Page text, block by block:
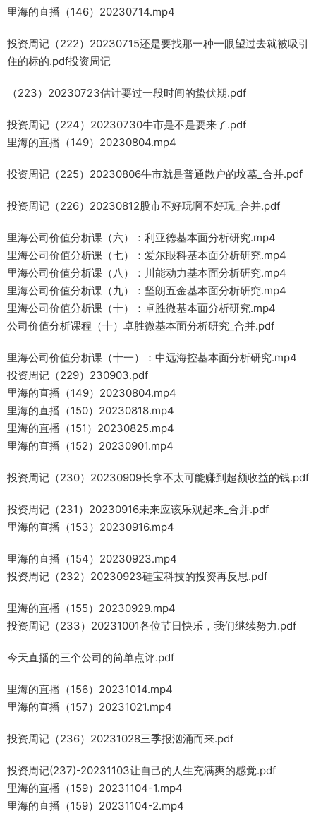
里海的直播（146）20230714.mp4
投资周记（222）20230715还是要找那一种一眼望过去就被吸引
住的标的.pdf投资周记
（223）20230723估计要过一段时间的蛰伏期.pdf
投资周记（224）20230730牛市是不是要来了.pdf
里海的直播（149）20230804.mp4
投资周记（225）20230806牛市就是普通散户的坟墓_合并.pdf
投资周记（226）20230812股市不好玩啊不好玩_合并.pdf
里海公司价值分析课（六）：利亚德基本面分析研究.mp4
里海公司价值分析课（七）：爱尔眼科基本面分析研究.mp4
里海公司价值分析课（八）：川能动力基本面分析研究.mp4
里海公司价值分析课（九）：坚朗五金基本面分析研究.mp4
里海公司价值分析课（十）：卓胜微基本面分析研究.mp4
公司价值分析课程（十）卓胜微基本面分析研究_合并.pdf
里海公司价值分析课（十一）：中远海控基本面分析研究.mp4
投资周记（229）230903.pdf
里海的直播（149）20230804.mp4
里海的直播（150）20230818.mp4
里海的直播（151）20230825.mp4
里海的直播（152）20230901.mp4
投资周记（230）20230909长拿不太可能赚到超额收益的钱.pdf
投资周记（231）20230916未来应该乐观起来_合并.pdf
里海的直播（153）20230916.mp4
里海的直播（154）20230923.mp4
投资周记（232）20230923硅宝科技的投资再反思.pdf
里海的直播（155）20230929.mp4
投资周记（233）20231001各位节日快乐，我们继续努力.pdf
今天直播的三个公司的简单点评.pdf
里海的直播（156）20231014.mp4
里海的直播（157）20231021.mp4
投资周记（236）20231028三季报汹涌而来.pdf
投资周记(237)-20231103让自己的人生充满爽的感觉.pdf
里海的直播（159）20231104-1.mp4
里海的直播（159）20231104-2.mp4